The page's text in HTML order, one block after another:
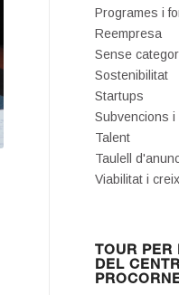
Programes i
Reempresa
Sense
Sostenibilitat
Startups
Subvencions i
Talent
Taulell
Viabilitat i
TOUR
DEL